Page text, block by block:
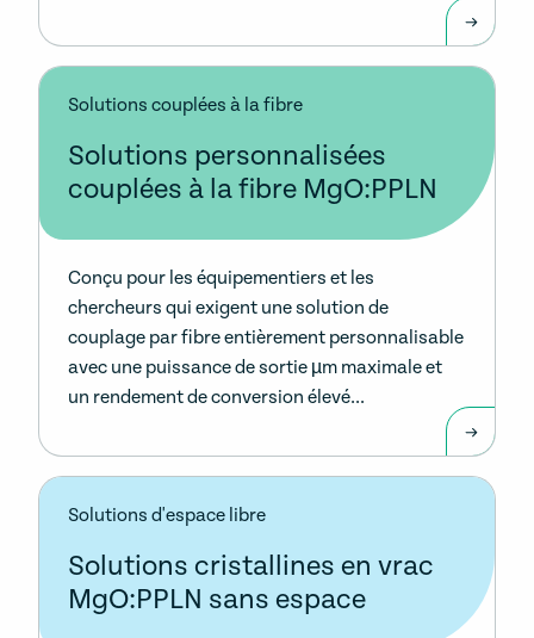
Solutions couplées à la fibre
Solutions personnalisées
couplées à la fibre MgO:PPLN
Conçu pour les équipementiers et les
chercheurs qui exigent une solution de
couplage par fibre entièrement personnalisable
avec une puissance de sortie µm maximale et
un rendement de conversion élevé...
Solutions d'espace libre
Solutions cristallines en vrac
MgO:PPLN sans espace